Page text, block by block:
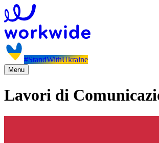
#StandWithUkraine
Menu
Lavori di